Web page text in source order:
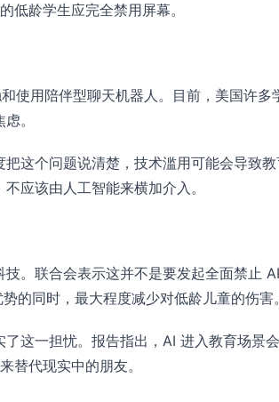
低龄学生应完全禁用屏幕。
使用陪伴型聊天机器人。目前，美国许多
。
这个问题说清楚，技术滥用可能会导致教
应该由人工智能来横加介入。
。联合会表示这并不是要发起全面禁止
的同时，最大程度减少对低龄儿童的伤害。
这一担忧。报告指出，AI 进入教育场景
替代现实中的朋友。